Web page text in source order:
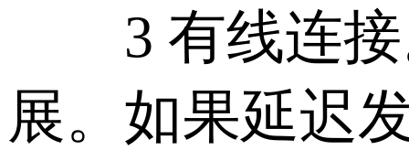
3 有线连接
展。如果延迟